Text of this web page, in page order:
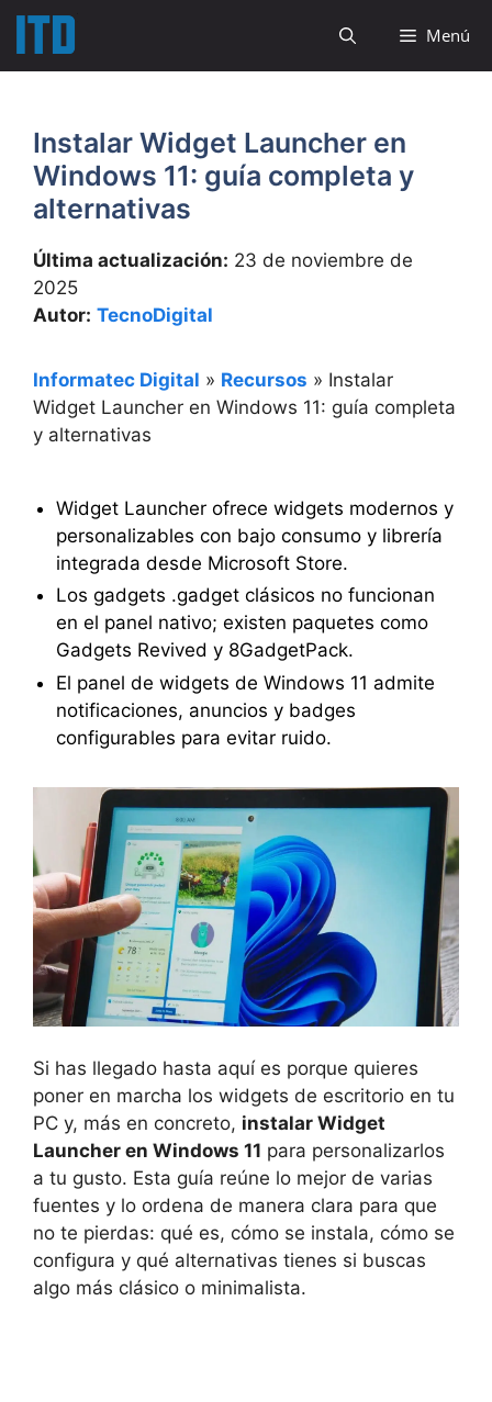
Saltar
contenido
Menú
Instalar Widget Launcher en
Windows 11: guía completa y
alternativas
Última actualización: 23 de noviembre de
2025
Autor: TecnoDigital
Informatec Digital » Recursos » Instalar
Widget Launcher en Windows 11: guía completa
y alternativas
Widget Launcher ofrece widgets modernos y
personalizables con bajo consumo y librería
integrada desde Microsoft Store.
Los gadgets .gadget clásicos no funcionan
en el panel nativo; existen paquetes como
Gadgets Revived y 8GadgetPack.
El panel de widgets de Windows 11 admite
notificaciones, anuncios y badges
configurables para evitar ruido.
Si has llegado hasta aquí es porque quieres
poner en marcha los widgets de escritorio en tu
PC y, más en concreto, instalar Widget
Launcher en Windows 11 para personalizarlos
a tu gusto. Esta guía reúne lo mejor de varias
fuentes y lo ordena de manera clara para que
no te pierdas: qué es, cómo se instala, cómo se
configura y qué alternativas tienes si buscas
algo más clásico o minimalista.